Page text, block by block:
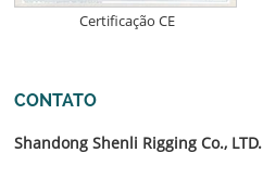
Certificação CE
CONTATO
Shandong Shenli Rigging Co., LTD.